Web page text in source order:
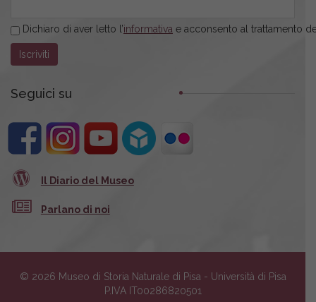
Dichiaro di aver letto l’informativa e acconsento al trattamento
Seguici su
Il Diario del Museo
Parlano di noi
© 2026 Museo di Storia Naturale di Pisa - Università di Pisa
P.IVA IT00286820501